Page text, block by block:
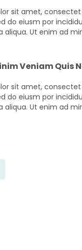
sit amet, consectet
do eiusm por
aliqua. Ut enim ad
Veniam Quis
sit amet, consectet
do eiusm por
aliqua. Ut enim ad